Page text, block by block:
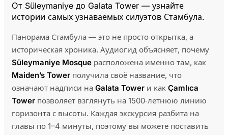
От Süleymaniye до Galata Tower — узнайте
истории самых узнаваемых силуэтов Стамбула.
Панорама Стамбула — это не просто открытка, а
историческая хроника. Аудиогид объясняет, почему
Süleymaniye Mosque расположена именно там, как
Maiden’s Tower получила своё название, что
означают надписи на Galata Tower и как Çamlıca
Tower позволяет взглянуть на 1500‑летнюю линию
горизонта с высоты. Каждая экскурсия разбита на
главы по 1–4 минуты, поэтому вы можете поставить